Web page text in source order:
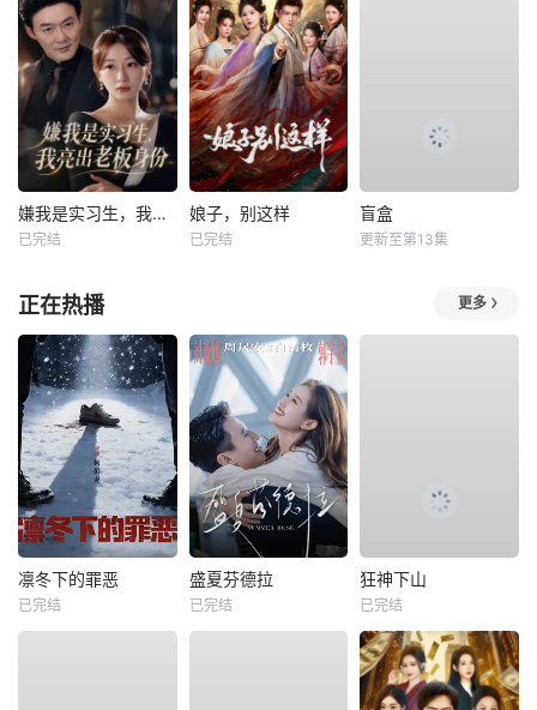
嫌我是实习生，我亮出老板身份
已完结
娘子，别这样
已完结
盲盒
更新至第13集
正在热播 更多
凛冬下的罪恶
已完结
盛夏芬德拉
已完结
狂神下山
已完结